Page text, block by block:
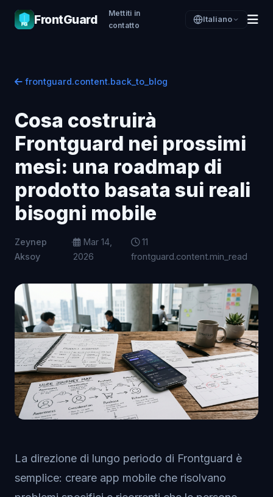
FrontGuard
Mettiti in
contatto
Italiano
frontguard.content.back_to_blog
Cosa costruirà
Frontguard nei prossimi
mesi: una roadmap di
prodotto basata sui reali
bisogni mobile
Zeynep
Aksoy
·
Mar 14,
2026
11
frontguard.content.min_read
La direzione di lungo periodo di Frontguard è
semplice: creare app mobile che risolvano